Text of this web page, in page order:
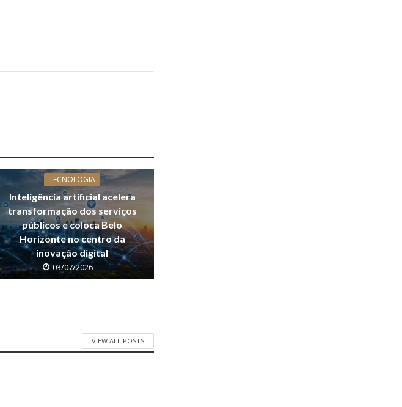
TECNOLOGIA
Inteligência artificial acelera
transformação dos serviços
públicos e coloca Belo
Horizonte no centro da
inovação digital
03/07/2026
VIEW ALL POSTS